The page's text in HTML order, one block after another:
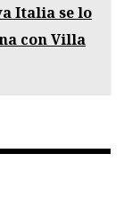
Italia se lo
con Villa